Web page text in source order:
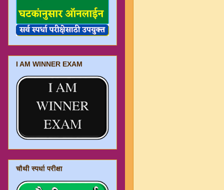
I AM WINNER EXAM
चौथी स्पर्धा परीक्षा